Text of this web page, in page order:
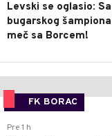
Levski se oglasio:
bugarskog
meč sa Borcem!
FK BORAC
Pre 1 h